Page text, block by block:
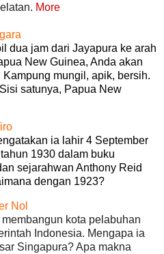
More
dua jam dari Jayapura ke arah
New Guinea, Anda akan
mungil, apik, bersih.
satunya, Papua New
ia lahir 4 September
1930 dalam buku
sejarahwan Anthony Reid
dengan 1923?
Nol
kota pelabuhan
Indonesia. Mengapa ia
Singapura? Apa makna